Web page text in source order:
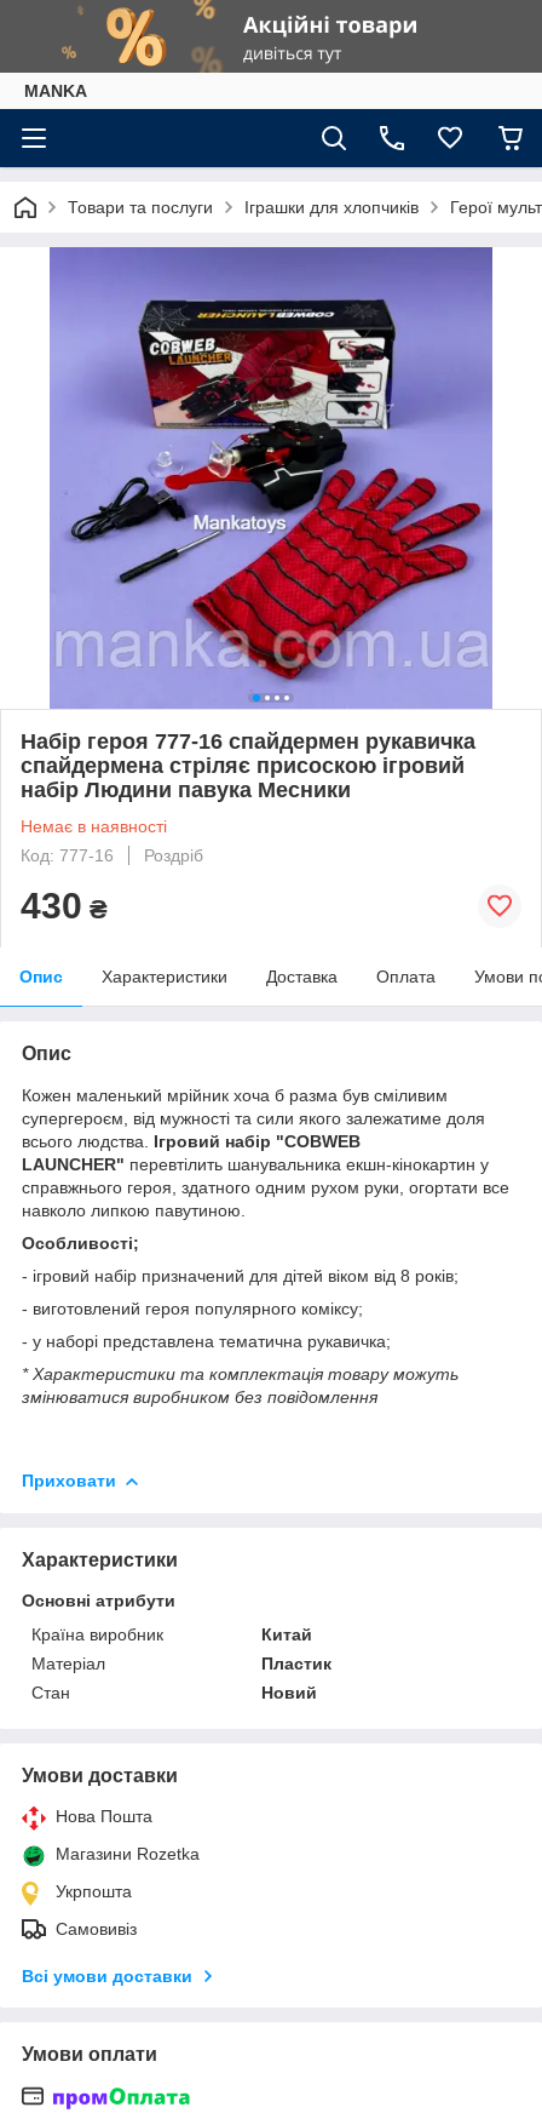
МАNKА
Товари та послуги Іграшки для хлопчиків Герої
Набір героя 777-16 спайдермен рукавичка
спайдермена стріляє присоскою ігровий
набір Людини павука Месники
Немає в наявності
Код: 777-16
Роздріб
430 ₴
Опис Характеристики Доставка Оплата Умови
Опис
Кожен маленький мрійник хоча б разма був сміливим
супергероєм, від мужності та сили якого залежатиме доля
всього людства. Ігровий набір "COBWEB
LAUNCHER" перевтілить шанувальника екшн-кінокартин у
справжнього героя, здатного одним рухом руки, огортати все
навколо липкою павутиною.
Особливості;
- ігровий набір призначений для дітей віком від 8 років;
- виготовлений героя популярного коміксу;
- у наборі представлена тематична рукавичка;
* Характеристики та комплектація товару можуть
змінюватися виробником без повідомлення
Приховати
Характеристики
Основні атрибути
Країна виробник
Китай
Матеріал
Пластик
Стан
Новий
Умови доставки
Нова Пошта
Магазини Rozetka
Укрпошта
Самовивіз
Всі умови доставки
Умови оплати